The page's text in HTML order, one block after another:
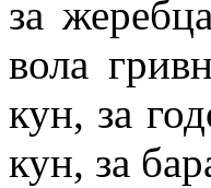
за
вола
кун, за
кун, за